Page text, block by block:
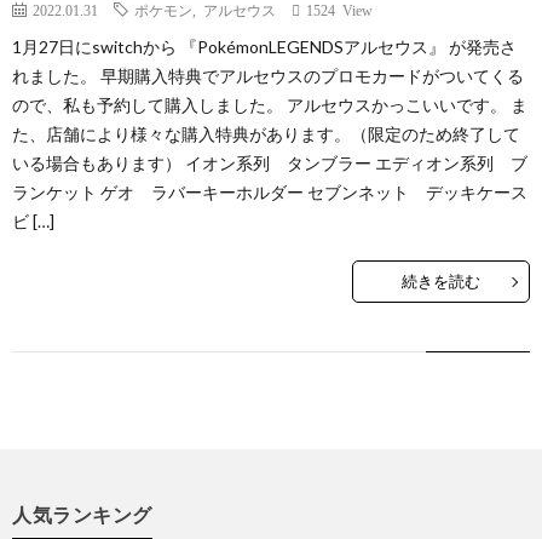
2022.01.31 ポケモン アルセウス 1524 View
1月27日にswitchから 『PokémonLEGENDSアルセウス』 が発売さ
れました。 早期購入特典でアルセウスのプロモカードがついてくる
ので、私も予約して購入しました。 アルセウスかっこいいです。 ま
た、店舗により様々な購入特典があります。（限定のため終了して
いる場合もあります） イオン系列 タンブラー エディオン系列 ブ
ランケット ゲオ ラバーキーホルダー セブンネット デッキケース
ビ […]
続きを読む
人気ランキング